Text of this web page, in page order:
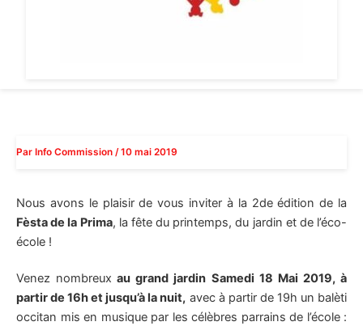
Par Info Commission /10 mai 2019
Nous avons le plaisir de vous inviter à la 2de édition de la
Fèsta de la Prima, la fête du printemps, du jardin et de l’éco-
école !
Venez nombreux au grand jardin Samedi 18 Mai 2019, à
partir de 16h et jusqu’à la nuit, avec à partir de 19h un balèti
occitan mis en musique par les célèbres parrains de l’école :